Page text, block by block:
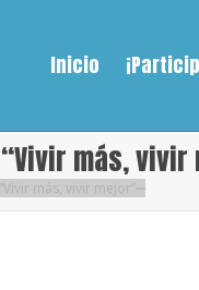
Inicio
más, vivir
más, vivir mejor”